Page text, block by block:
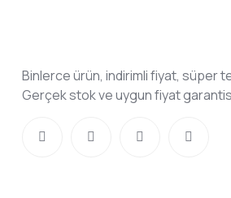
Binlerce ürün, indirimli fiyat, süper
Gerçek stok ve uygun fiyat